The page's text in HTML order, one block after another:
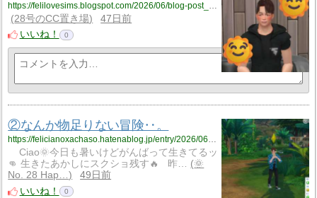
https://felilovesims.blogspot.com/2026/06/blog-post_20.html
28号のCC置き場
47日前
いいね！
0
②なんか物足りない冒険‥。
https://felicianoxachaso.hatenablog.jp/entry/2026/06/18/144609
Ciao🌞今日も暑いけどがんばって生きてるッ
👊 生きたあかしにスクショ残す🔥 昨…
🌞
No. 28 Hap…
49日前
いいね！
0